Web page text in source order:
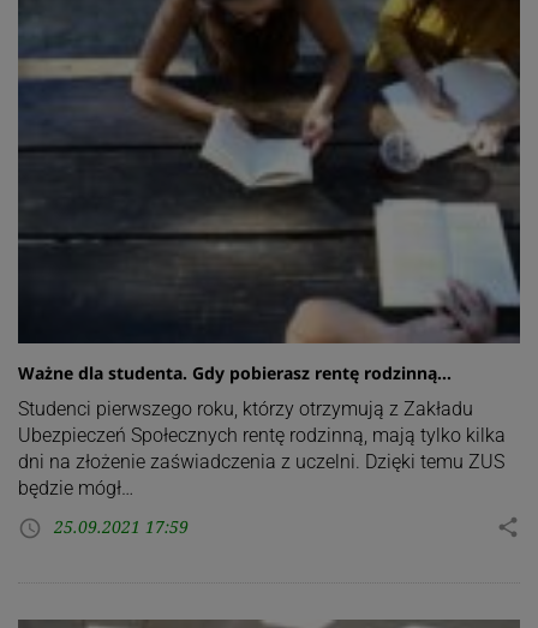
Ważne dla studenta. Gdy pobierasz rentę rodzinną…
Studenci pierwszego roku, którzy otrzymują z Zakładu
Ubezpieczeń Społecznych rentę rodzinną, mają tylko kilka
dni na złożenie zaświadczenia z uczelni. Dzięki temu ZUS
będzie mógł…
access_time 25.09.2021 17:59 share